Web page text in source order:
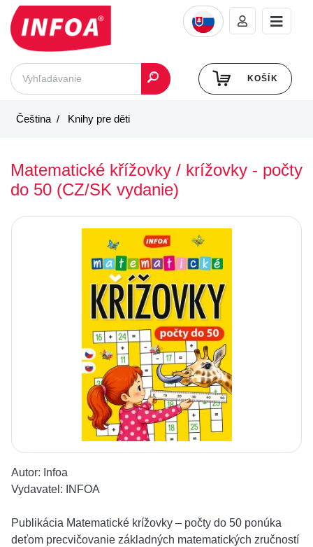
KOŠÍK
Čeština Knihy pre děti
Matematické křížovky / krížovky - počty
do 50 (CZ/SK vydanie)
Autor: Infoa
Vydavatel:
INFOA
Publikácia Matematické krížovky – počty do 50 ponúka
deťom precvičovanie základných matematických zručností